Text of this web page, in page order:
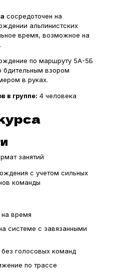
сосредоточен на
альпинистских
время, возможное на
по маршруту 5А-5Б
бдительным взором
в руках.
в группе: 4 человека
занятий
с учетом сильных
команды
на время
системе с завязанными
голосовых команд
по трассе